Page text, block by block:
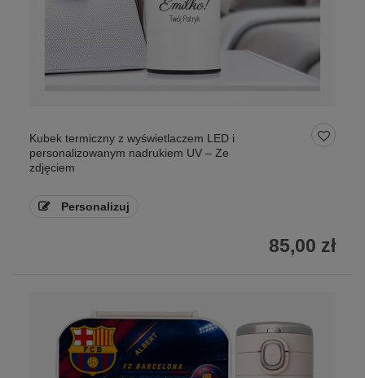
Kubek termiczny z wyświetlaczem LED i
personalizowanym nadrukiem UV – Ze
zdjęciem
Personalizuj
85,00 zł